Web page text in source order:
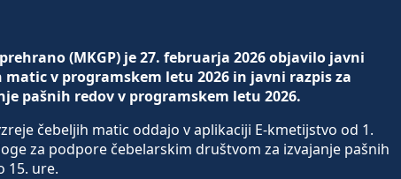
(MKGP) je 27. februarja 2026 objavilo javni
v programskem letu 2026 in javni razpis za
pašnih redov v programskem letu 2026.
čebeljih matic oddajo v aplikaciji E-kmetijstvo od 1.
za podpore čebelarskim društvom za izvajanje pašnih
15. ure.